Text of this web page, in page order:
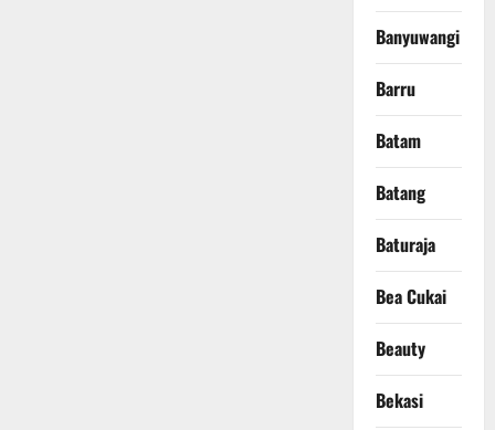
Banyuwangi
Barru
Batam
Batang
Baturaja
Bea Cukai
Beauty
Bekasi